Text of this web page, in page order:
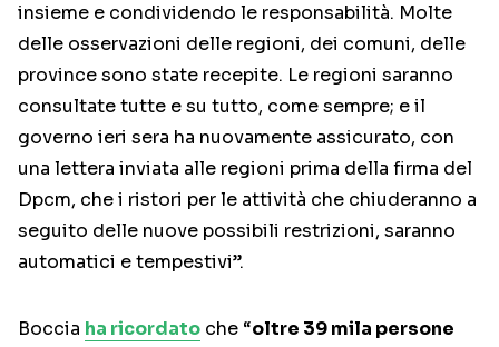
insieme e condividendo le responsabilità. Molte
delle osservazioni delle regioni, dei comuni, delle
province sono state recepite. Le regioni saranno
consultate tutte e su tutto, come sempre; e il
governo ieri sera ha nuovamente assicurato, con
una lettera inviata alle regioni prima della firma del
Dpcm, che i ristori per le attività che chiuderanno a
seguito delle nuove possibili restrizioni, saranno
automatici e tempestivi”.
Boccia ha ricordato che “oltre 39 mila persone